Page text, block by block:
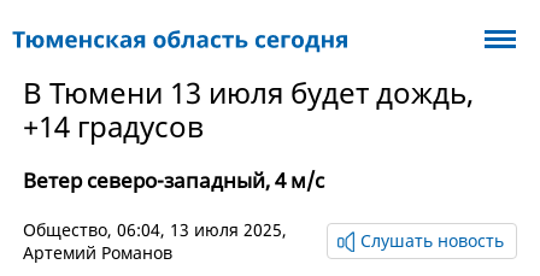
В Тюмени 13 июля будет дождь,
+14 градусов
Ветер северо-западный, 4 м/с
Общество, 06:04, 13 июля 2025,
Артемий Романов
Слушать новость